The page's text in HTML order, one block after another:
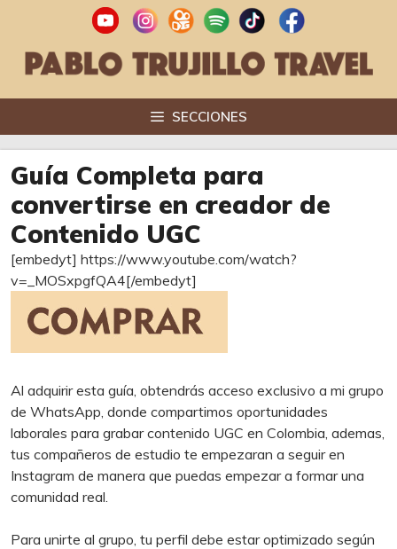
contenido
SECCIONES
Guía Completa para
convertirse en creador de
Contenido UGC
[embedyt] https://www.youtube.com/watch?
v=_MOSxpgfQA4[/embedyt]
Al adquirir esta guía, obtendrás acceso exclusivo a mi grupo
de WhatsApp, donde compartimos oportunidades
laborales para grabar contenido UGC en Colombia, ademas,
tus compañeros de estudio te empezaran a seguir en
Instagram de manera que puedas empezar a formar una
comunidad real.
Para unirte al grupo, tu perfil debe estar optimizado según